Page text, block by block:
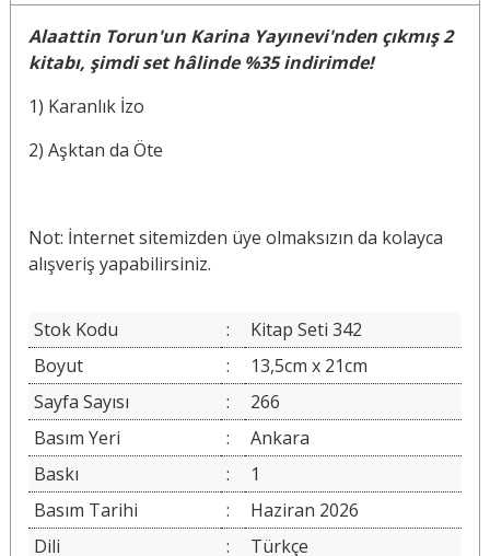
Alaattin Torun'un Karina Yayınevi'nden çıkmış 2
kitabı, şimdi set hâlinde %35 indirimde!
1) Karanlık İzo
2) Aşktan da Öte
Not: İnternet sitemizden üye olmaksızın da kolayca
alışveriş yapabilirsiniz.
Stok Kodu :
Kitap Seti 342
Boyut
:
13,5cm x 21cm
Sayfa Sayısı
:
266
Basım Yeri
:
Ankara
Baskı
:
1
Basım Tarihi
:
Haziran 2026
Dili
: Türkçe